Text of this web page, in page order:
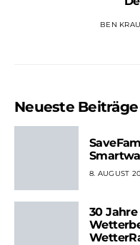
BEN
Neueste Beiträge
8. AUGUST
30